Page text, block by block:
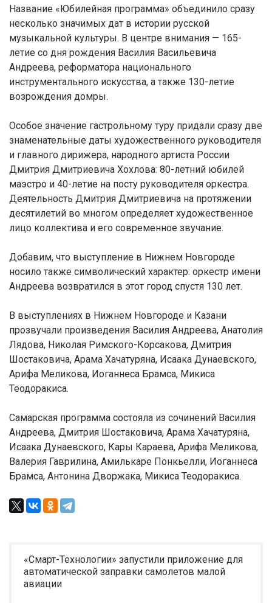
Название «Юбилейная программа» объединило сразу
несколько значимых дат в истории русской
музыкальной культуры. В центре внимания — 165-
летие со дня рождения Василия Васильевича
Андреева, реформатора национального
инструментального искусства, а также 130-летие
возрождения домры.
Особое значение гастрольному туру придали сразу две
знаменательные даты художественного руководителя
и главного дирижера, народного артиста России
Дмитрия Дмитриевича Хохлова: 80-летний юбилей
маэстро и 40-летие на посту руководителя оркестра.
Деятельность Дмитрия Дмитриевича на протяжении
десятилетий во многом определяет художественное
лицо коллектива и его современное звучание.
Добавим, что выступление в Нижнем Новгороде
носило также символический характер: оркестр имени
Андреева возвратился в этот город спустя 130 лет.
В выступлениях в Нижнем Новгороде и Казани
прозвучали произведения Василия Андреева, Анатолия
Лядова, Николая Римского-Корсакова, Дмитрия
Шостаковича, Арама Хачатуряна, Исаака Дунаевского,
Арифа Меликова, Иоганнеса Брамса, Микиса
Теодоракиса.
Самарская программа состояла из сочинений Василия
Андреева, Дмитрия Шостаковича, Арама Хачатуряна,
Исаака Дунаевского, Кары Караева, Арифа Меликова,
Валерия Гаврилина, Амилькаре Понкьелли, Иоганнеса
Брамса, Антонина Дворжака, Микиса Теодоракиса.
«Смарт-Технологии» запустили приложение для
автоматической заправки самолетов малой
авиации